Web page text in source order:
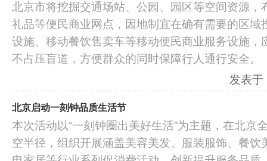
北京市将挖掘交通场站、公园、园区等空间资源，
礼品等便民商业网点，因地制宜在确有需要的区域
设施、移动餐饮售卖车等移动便民商业服务设施，
不占压盲道，方便群众的同时保障行人通行安全。
发表
北京启动一刻钟品质生活节
本次活动以“一刻钟圈出美好生活”为主题，在北京
空半径，组织开展涵盖美容美发、服装服饰、餐饮